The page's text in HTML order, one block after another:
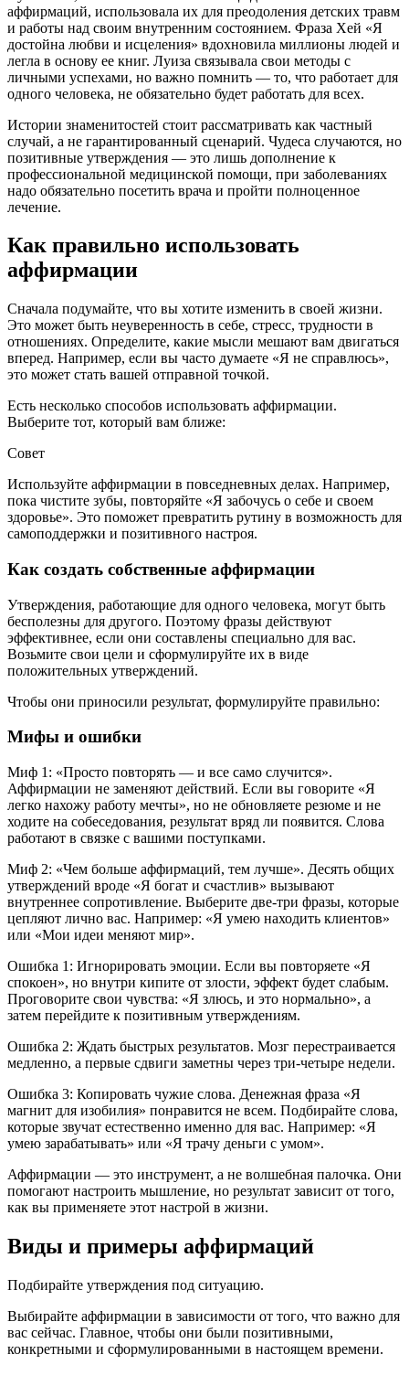
аффирмаций, использовала их для преодоления детских травм
и работы над своим внутренним состоянием. Фраза Хей «Я
достойна любви и исцеления» вдохновила миллионы людей и
легла в основу ее книг. Луиза связывала свои методы с
личными успехами, но важно помнить — то, что работает для
одного человека, не обязательно будет работать для всех.
Истории знаменитостей стоит рассматривать как частный
случай, а не гарантированный сценарий. Чудеса случаются, но
позитивные утверждения — это лишь дополнение к
профессиональной медицинской помощи, при заболеваниях
надо обязательно посетить врача и пройти полноценное
лечение.
Как правильно использовать
аффирмации
Сначала подумайте, что вы хотите изменить в своей жизни.
Это может быть неуверенность в себе, стресс, трудности в
отношениях. Определите, какие мысли мешают вам двигаться
вперед. Например, если вы часто думаете «Я не справлюсь»,
это может стать вашей отправной точкой.
Есть несколько способов использовать аффирмации.
Выберите тот, который вам ближе:
Совет
Используйте аффирмации в повседневных делах. Например,
пока чистите зубы, повторяйте «Я забочусь о себе и своем
здоровье». Это поможет превратить рутину в возможность для
самоподдержки и позитивного настроя.
Как создать собственные аффирмации
Утверждения, работающие для одного человека, могут быть
бесполезны для другого. Поэтому фразы действуют
эффективнее, если они составлены специально для вас.
Возьмите свои цели и сформулируйте их в виде
положительных утверждений.
Чтобы они приносили результат, формулируйте правильно:
Мифы и ошибки
Миф 1: «Просто повторять — и все само случится».
Аффирмации не заменяют действий. Если вы говорите «Я
легко нахожу работу мечты», но не обновляете резюме и не
ходите на собеседования, результат вряд ли появится. Слова
работают в связке с вашими поступками.
Миф 2: «Чем больше аффирмаций, тем лучше». Десять общих
утверждений вроде «Я богат и счастлив» вызывают
внутреннее сопротивление. Выберите две-три фразы, которые
цепляют лично вас. Например: «Я умею находить клиентов»
или «Мои идеи меняют мир».
Ошибка 1: Игнорировать эмоции. Если вы повторяете «Я
спокоен», но внутри кипите от злости, эффект будет слабым.
Проговорите свои чувства: «Я злюсь, и это нормально», а
затем перейдите к позитивным утверждениям.
Ошибка 2: Ждать быстрых результатов. Мозг перестраивается
медленно, а первые сдвиги заметны через три-четыре недели.
Ошибка 3: Копировать чужие слова. Денежная фраза «Я
магнит для изобилия» понравится не всем. Подбирайте слова,
которые звучат естественно именно для вас. Например: «Я
умею зарабатывать» или «Я трачу деньги с умом».
Аффирмации — это инструмент, а не волшебная палочка. Они
помогают настроить мышление, но результат зависит от того,
как вы применяете этот настрой в жизни.
Виды и примеры аффирмаций
Подбирайте утверждения под ситуацию.
Выбирайте аффирмации в зависимости от того, что важно для
вас сейчас. Главное, чтобы они были позитивными,
конкретными и сформулированными в настоящем времени.